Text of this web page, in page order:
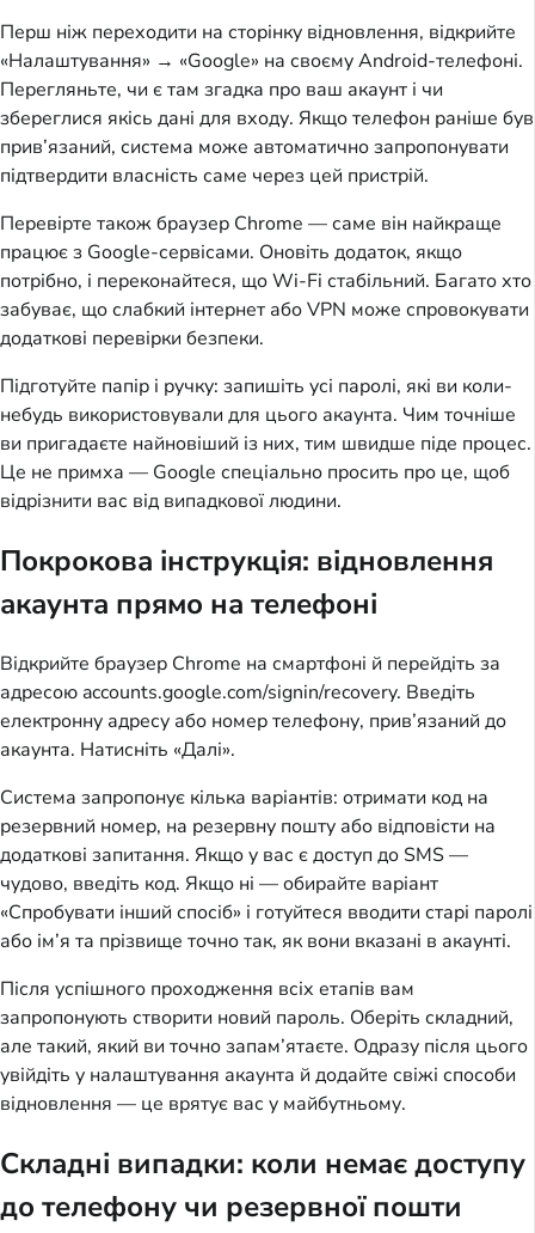
Перш ніж переходити на сторінку відновлення, відкрийте
«Налаштування» → «Google» на своєму Android-телефоні.
Перегляньте, чи є там згадка про ваш акаунт і чи
збереглися якісь дані для входу. Якщо телефон раніше був
прив’язаний, система може автоматично запропонувати
підтвердити власність саме через цей пристрій.
Перевірте також браузер Chrome — саме він найкраще
працює з Google-сервісами. Оновіть додаток, якщо
потрібно, і переконайтеся, що Wi-Fi стабільний. Багато хто
забуває, що слабкий інтернет або VPN може спровокувати
додаткові перевірки безпеки.
Підготуйте папір і ручку: запишіть усі паролі, які ви коли-
небудь використовували для цього акаунта. Чим точніше
ви пригадаєте найновіший із них, тим швидше піде процес.
Це не примха — Google спеціально просить про це, щоб
відрізнити вас від випадкової людини.
Покрокова інструкція: відновлення
акаунта прямо на телефоні
Відкрийте браузер Chrome на смартфоні й перейдіть за
адресою accounts.google.com/signin/recovery. Введіть
електронну адресу або номер телефону, прив’язаний до
акаунта. Натисніть «Далі».
Система запропонує кілька варіантів: отримати код на
резервний номер, на резервну пошту або відповісти на
додаткові запитання. Якщо у вас є доступ до SMS —
чудово, введіть код. Якщо ні — обирайте варіант
«Спробувати інший спосіб» і готуйтеся вводити старі паролі
або ім’я та прізвище точно так, як вони вказані в акаунті.
Після успішного проходження всіх етапів вам
запропонують створити новий пароль. Оберіть складний,
але такий, який ви точно запам’ятаєте. Одразу після цього
увійдіть у налаштування акаунта й додайте свіжі способи
відновлення — це врятує вас у майбутньому.
Складні випадки: коли немає доступу
до телефону чи резервної пошти